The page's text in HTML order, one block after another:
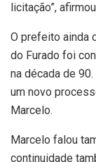
licitação”,
O prefeito ainda
do Furado foi
na década de
um novo
Marcelo.
Marcelo falou
continuidade